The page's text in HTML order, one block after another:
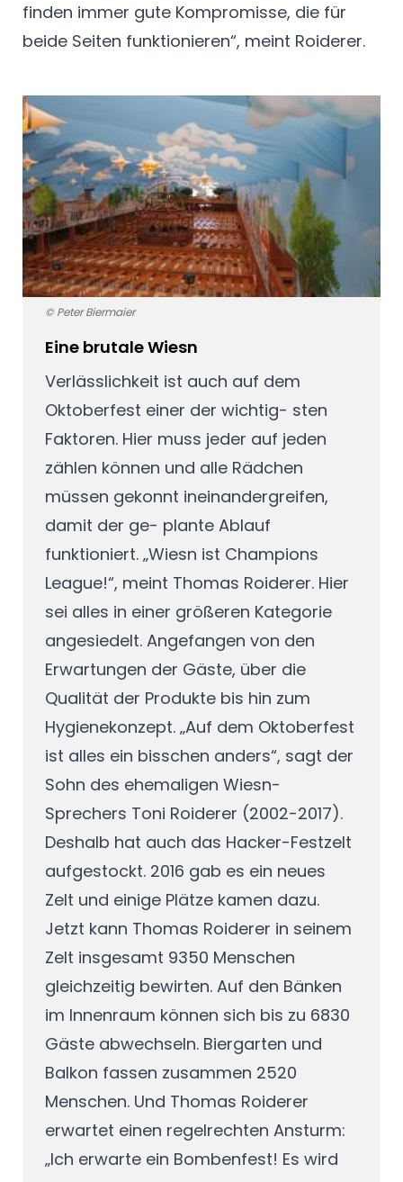
finden immer gute Kompromisse, die für
beide Seiten funktionieren“, meint Roiderer.
Eine brutale Wiesn
Verlässlichkeit ist auch auf dem
Oktoberfest einer der wichtig- sten
Faktoren. Hier muss jeder auf jeden
zählen können und alle Rädchen
müssen gekonnt ineinandergreifen,
damit der ge- plante Ablauf
funktioniert. „Wiesn ist Champions
League!“, meint Thomas Roiderer. Hier
sei alles in einer größeren Kategorie
angesiedelt. Angefangen von den
Erwartungen der Gäste, über die
Qualität der Produkte bis hin zum
Hygienekonzept. „Auf dem Oktoberfest
ist alles ein bisschen anders“, sagt der
Sohn des ehemaligen Wiesn-
Sprechers Toni Roiderer (2002-2017).
Deshalb hat auch das Hacker-Festzelt
aufgestockt. 2016 gab es ein neues
Zelt und einige Plätze kamen dazu.
Jetzt kann Thomas Roiderer in seinem
Zelt insgesamt 9350 Menschen
gleichzeitig bewirten. Auf den Bänken
im Innenraum können sich bis zu 6830
Gäste abwechseln. Biergarten und
Balkon fassen zusammen 2520
Menschen. Und Thomas Roiderer
erwartet einen regelrechten Ansturm:
„Ich erwarte ein Bombenfest! Es wird
© Peter Biermaier